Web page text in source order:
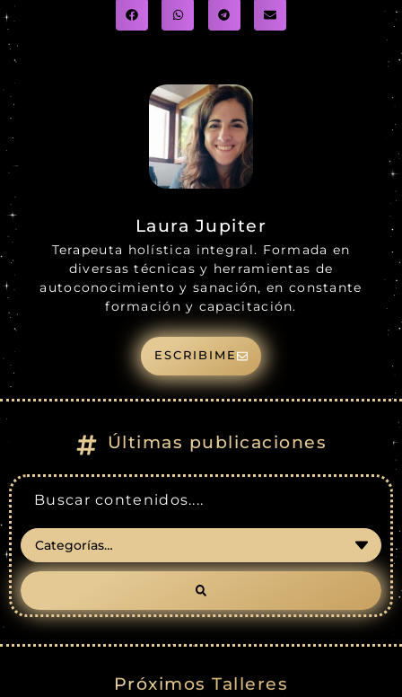
Laura Jupiter
Terapeuta holística integral. Formada en
diversas técnicas y herramientas de
autoconocimiento y sanación, en constante
formación y capacitación.
ESCRIBIME
Últimas publicaciones
Próximos Talleres